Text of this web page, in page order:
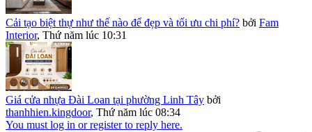
Cải tạo biệt thự như thế nào để đẹp và tối ưu chi phí? bởi Fam
Interior, Thứ năm lúc 10:31
Giá cửa nhựa Đài Loan tại phường Linh Tây bởi
thanhhien.kingdoor, Thứ năm lúc 08:34
You must log in or register to reply here.